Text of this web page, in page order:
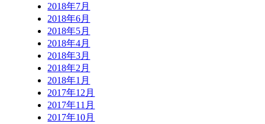
2018年7月
2018年6月
2018年5月
2018年4月
2018年3月
2018年2月
2018年1月
2017年12月
2017年11月
2017年10月